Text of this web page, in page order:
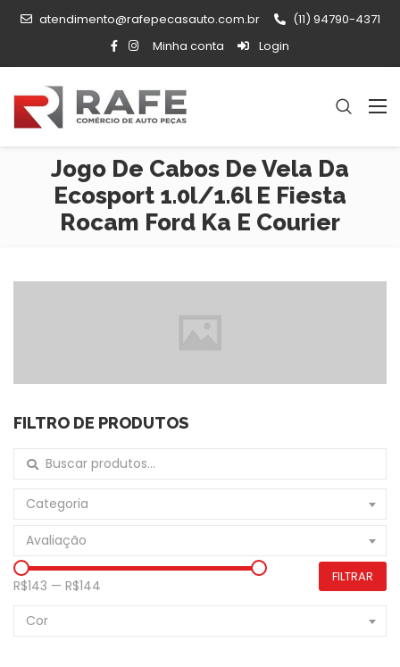
atendimento@rafepecasauto.com.br
(11) 94790-4371
Minha conta
Login
Jogo De Cabos De Vela Da
Ecosport 1.0l/1.6l E Fiesta
Rocam Ford Ka E Courier
FILTRO DE PRODUTOS
Buscar por:
Categoria
Avaliação
R$143 — R$144
FILTRAR
Cor